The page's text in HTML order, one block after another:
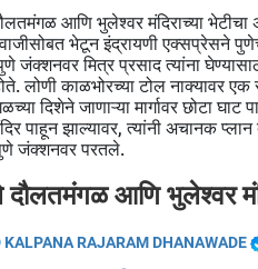
आणि भुलेश्वर मंदिराच्या
भेटून इंद्रायणी एक्सप्रेसने
जंक्शनवर मित्र प्रसाद त्यांना
लोणी काळभोरच्या टोल नाक्यावर
दिशेने जाणाऱ्या मार्गावर छोटा
पाहून झाल्यावर, त्यांनी अचानक
जंक्शनवर परतले.
दौलतमंगळ आणि भुलेश्वर
KALPANA RAJARAM DHANAWADE